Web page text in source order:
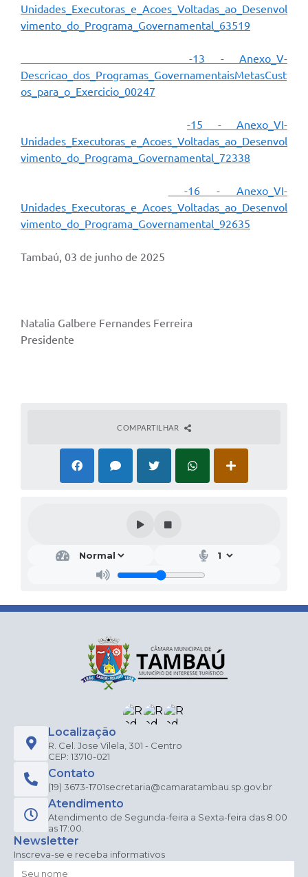
Unidades_Executoras_e_Acoes_Voltadas_ao_Desenvol
vimento_do_Programa_Governamental_63519
-13 - Anexo_V-
Descricao_dos_Programas_GovernamentaisMetasCust
os_para_o_Exercicio_00247
-15 - Anexo_VI-
Unidades_Executoras_e_Acoes_Voltadas_ao_Desenvol
vimento_do_Programa_Governamental_72338
-16 - Anexo_VI-
Unidades_Executoras_e_Acoes_Voltadas_ao_Desenvol
vimento_do_Programa_Governamental_92635
Tambaú, 03 de junho de 2025
Natalia Galbere Fernandes Ferreira
Presidente
COMPARTILHAR
Localização
R. Cel. Jose Vilela, 301 - Centro
CEP: 13710-021
Contato
(19) 3673-1701secretaria@camaratambau.sp.gov.br
Atendimento
Atendimento de Segunda-feira a Sexta-feira das 8:00
as 17:00.
Newsletter
Inscreva-se e receba informativos